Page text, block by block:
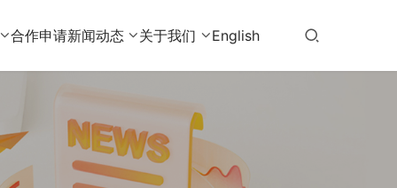
合作申请新闻动态 关于我们 English